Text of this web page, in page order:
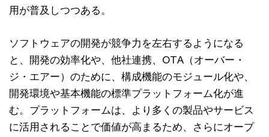
用が普及しつつある。
ソフトウェアの開発が競争力を左右するようになる
と、開発の効率化や、他社連携、OTA（オーバー・
ジ・エアー）のために、構成機能のモジュール化や、
開発環境や基本機能の標準プラットフォーム化が進
む。プラットフォームは、より多くの製品やサービス
に活用されることで価値が高まるため、さらにオープ